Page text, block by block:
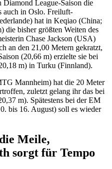
Diamond League-Saison die
auch in Oslo. Freiluft-
hat in Keqiao (China;
die bisher größten Weiten des
Chase Jackson (USA)
an den 21,00 Metern gekratzt,
(20,66 m) erzielte sie bei
m) in Turku (Finnland).
Mannheim) hat die 20 Meter
zuletzt gelang ihr das bei
m). Spätestens bei der EM
bis 16. August) soll es wieder
Meile,
sorgt für Tempo